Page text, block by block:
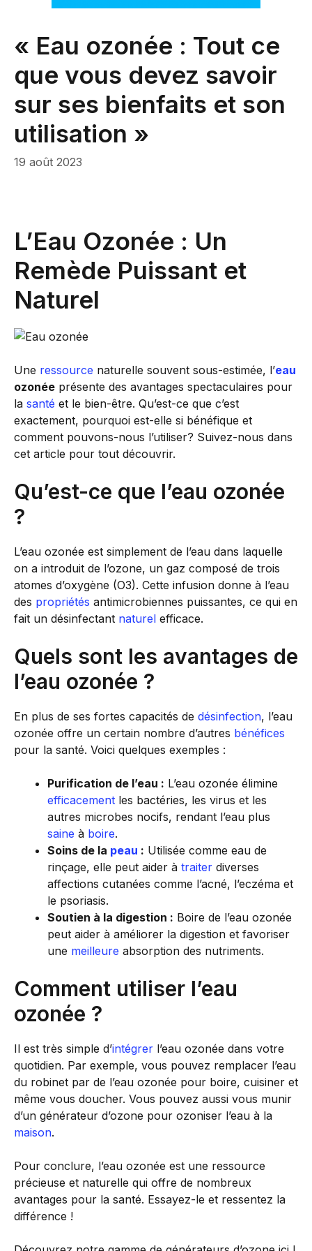
« Eau ozonée : Tout ce
que vous devez savoir
sur ses bienfaits et son
utilisation »
19 août 2023
L’Eau Ozonée : Un
Remède Puissant et
Naturel
Une ressource naturelle souvent sous-estimée, l’eau
ozonée présente des avantages spectaculaires pour
la santé et le bien-être. Qu’est-ce que c’est
exactement, pourquoi est-elle si bénéfique et
comment pouvons-nous l’utiliser? Suivez-nous dans
cet article pour tout découvrir.
Qu’est-ce que l’eau ozonée
?
L’eau ozonée est simplement de l’eau dans laquelle
on a introduit de l’ozone, un gaz composé de trois
atomes d’oxygène (O3). Cette infusion donne à l’eau
des propriétés antimicrobiennes puissantes, ce qui en
fait un désinfectant naturel efficace.
Quels sont les avantages de
l’eau ozonée ?
En plus de ses fortes capacités de désinfection, l’eau
ozonée offre un certain nombre d’autres bénéfices
pour la santé. Voici quelques exemples :
Purification de l’eau : L’eau ozonée élimine
efficacement les bactéries, les virus et les
autres microbes nocifs, rendant l’eau plus
saine à boire.
Soins de la peau : Utilisée comme eau de
rinçage, elle peut aider à traiter diverses
affections cutanées comme l’acné, l’eczéma et
le psoriasis.
Soutien à la digestion : Boire de l’eau ozonée
peut aider à améliorer la digestion et favoriser
une meilleure absorption des nutriments.
Comment utiliser l’eau
ozonée ?
Il est très simple d’intégrer l’eau ozonée dans votre
quotidien. Par exemple, vous pouvez remplacer l’eau
du robinet par de l’eau ozonée pour boire, cuisiner et
même vous doucher. Vous pouvez aussi vous munir
d’un générateur d’ozone pour ozoniser l’eau à la
maison.
Pour conclure, l’eau ozonée est une ressource
précieuse et naturelle qui offre de nombreux
avantages pour la santé. Essayez-le et ressentez la
différence !